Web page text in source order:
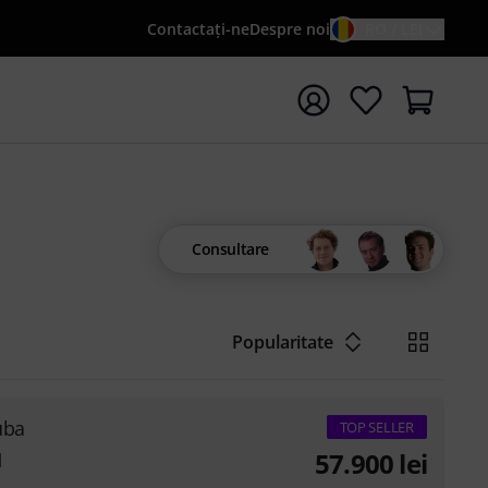
Contactaţi-neDespre noi
căutarea cu termenul de căutare {searchTerm}
Consultare
Popularitate
TOP SELLER
57.900 lei